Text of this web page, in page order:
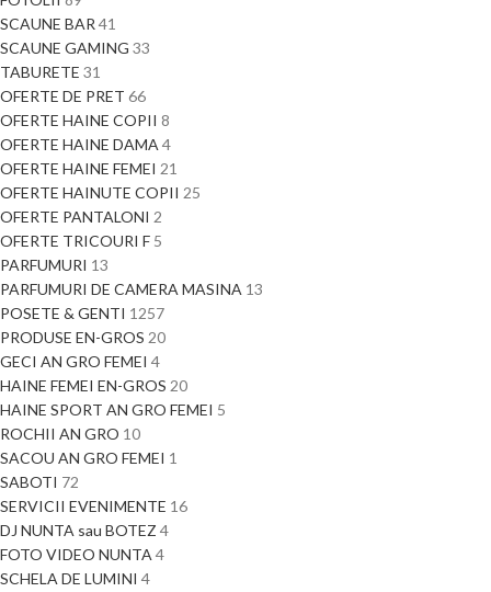
SCAUNE BAR 41
SCAUNE GAMING 33
TABURETE 31
OFERTE DE PRET 66
OFERTE HAINE COPII 8
OFERTE HAINE DAMA 4
OFERTE HAINE FEMEI 21
OFERTE HAINUTE COPII 25
OFERTE PANTALONI 2
OFERTE TRICOURI F 5
PARFUMURI 13
PARFUMURI DE CAMERA MASINA 13
POSETE & GENTI 1257
PRODUSE EN-GROS 20
GECI AN GRO FEMEI 4
HAINE FEMEI EN-GROS 20
HAINE SPORT AN GRO FEMEI 5
ROCHII AN GRO 10
SACOU AN GRO FEMEI 1
SABOTI 72
SERVICII EVENIMENTE 16
DJ NUNTA sau BOTEZ 4
FOTO VIDEO NUNTA 4
SCHELA DE LUMINI 4